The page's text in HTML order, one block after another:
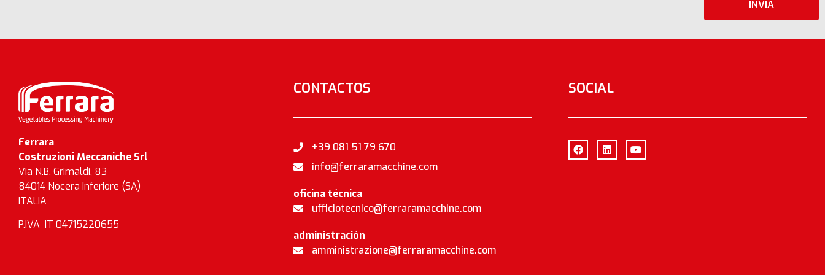
Ferrara
Costruzioni Meccaniche Srl
Via N.B. Grimaldi, 83
84014 Nocera Inferiore (SA)
ITALIA
P.IVA IT 04715220655
CONTACTOS
+39 081 51 79 670
info@ferraramacchine.com
oficina técnica
ufficiotecnico@ferraramacchine.com
administración
amministrazione@ferraramacchine.com
SOCIAL